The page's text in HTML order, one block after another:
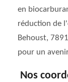
en
réduction de
Behoust,
pour un
Nos